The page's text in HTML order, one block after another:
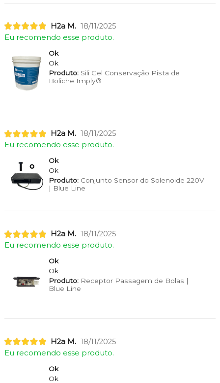
H2a M. 18/11/2025
Eu recomendo esse produto.
Ok
Ok
Produto:Sili Gel Conservação Pista de
Boliche Imply®
H2a M. 18/11/2025
Eu recomendo esse produto.
Ok
Ok
Produto:Conjunto Sensor do Solenoide 220V
| Blue Line
H2a M. 18/11/2025
Eu recomendo esse produto.
Ok
Ok
Produto:Receptor Passagem de Bolas |
Blue Line
H2a M. 18/11/2025
Eu recomendo esse produto.
Ok
Ok